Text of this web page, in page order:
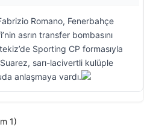
Romano, Fenerbahçe
asrın transfer bombasını
Sporting CP formasıyla
sarı-lacivertli kulüple
anlaşmaya vardı.
1)